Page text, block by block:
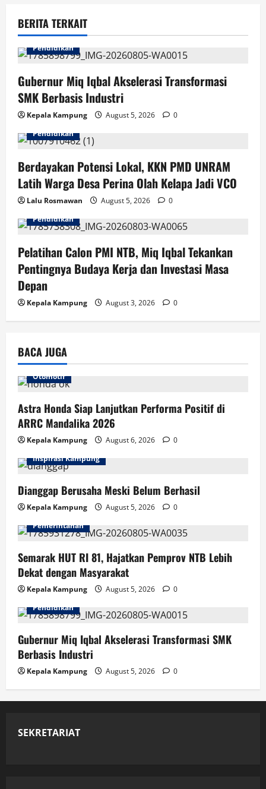
i
g
a
t
i
o
n
BERITA TERKAIT
Pendidikan
Gubernur Miq Iqbal Akselerasi Transformasi
SMK Berbasis Industri
Kepala Kampung August 5, 2026
0
Pendidikan
Berdayakan Potensi Lokal, KKN PMD UNRAM
Latih Warga Desa Perina Olah Kelapa Jadi VCO
Lalu Rosmawan August 5, 2026
0
Pendidikan
Pelatihan Calon PMI NTB, Miq Iqbal Tekankan
Pentingnya Budaya Kerja dan Investasi Masa
Depan
Kepala Kampung August 3, 2026 0
BACA JUGA
Otomotif
Astra Honda Siap Lanjutkan Performa Positif di
ARRC Mandalika 2026
Kepala Kampung August 6, 2026
0
Inspirasi Kampung
Dianggap Berusaha Meski Belum Berhasil
Kepala Kampung August 5, 2026
0
Pemerintahan
Semarak HUT RI 81, Hajatkan Pemprov NTB Lebih
Dekat dengan Masyarakat
Kepala Kampung August 5, 2026
0
Pendidikan
Gubernur Miq Iqbal Akselerasi Transformasi SMK
Berbasis Industri
Kepala Kampung August 5, 2026 0
SEKRETARIAT